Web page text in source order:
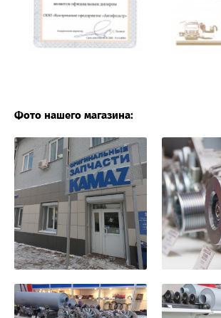
Фото нашего магазина: